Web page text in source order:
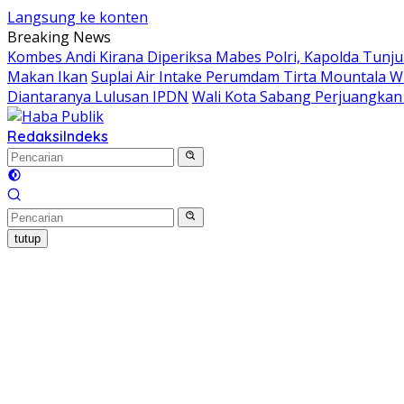
Langsung ke konten
Breaking News
Kombes Andi Kirana Diperiksa Mabes Polri, Kapolda
Makan Ikan Suplai Air Intake Perumdam Tirta Mountala
Diantaranya Lulusan IPDN Wali Kota Sabang
RedaksiIndeks
tutup